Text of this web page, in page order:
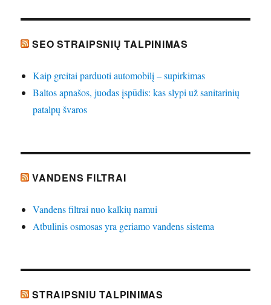
SEO STRAIPSNIŲ TALPINIMAS
Kaip greitai parduoti automobilį – supirkimas
Baltos apnašos, juodas įspūdis: kas slypi už sanitarinių
patalpų švaros
VANDENS FILTRAI
Vandens filtrai nuo kalkių namui
Atbulinis osmosas yra geriamo vandens sistema
STRAIPSNIU TALPINIMAS